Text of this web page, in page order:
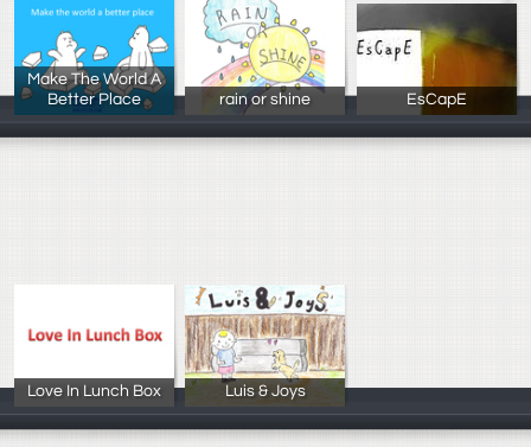
Make The World A
Better Place
吳晨儀，連苡丞
rain or shine
林立婕 陳玟錡
EsCapE
王悅瑄，趙德嘉
Love In Lunch Box
王怡潔、江品蓁
Luis & Joys
吳志謙 周庭羽